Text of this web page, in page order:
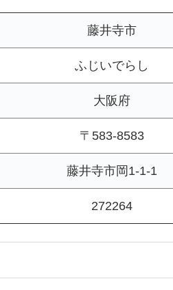
藤井寺市
ふじいでらし
大阪府
〒583-8583
藤井寺市岡1-1-1
272264